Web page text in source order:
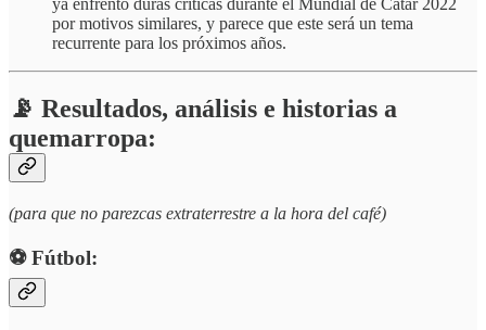
por motivos similares, y parece que este será un tema
recurrente para los próximos años.
📡 Resultados, análisis e historias a
quemarropa:
(para que no parezcas extraterrestre a la hora del café)
⚽️ Fútbol: